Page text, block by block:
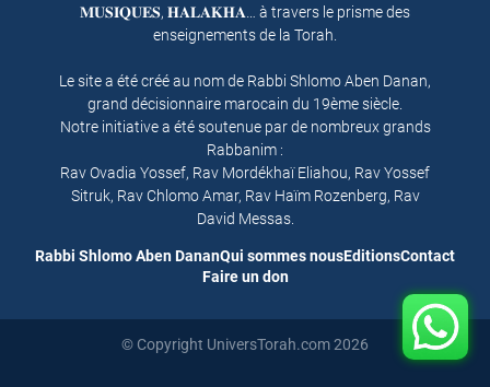
𝐌𝐔𝐒𝐈𝐐𝐔𝐄𝐒, 𝐇𝐀𝐋𝐀𝐊𝐇𝐀… à travers le prisme des
enseignements de la Torah.
Le site a été créé au nom de Rabbi Shlomo Aben Danan,
grand décisionnaire marocain du 19ème siècle.
Notre initiative a été soutenue par de nombreux grands
Rabbanim :
Rav Ovadia Yossef, Rav Mordékhaï Eliahou, Rav Yossef
Sitruk, Rav Chlomo Amar, Rav Haïm Rozenberg, Rav
David Messas.
Rabbi Shlomo Aben DananQui sommes nousEditionsContact
Faire un don
© Copyright UniversTorah.com 2026